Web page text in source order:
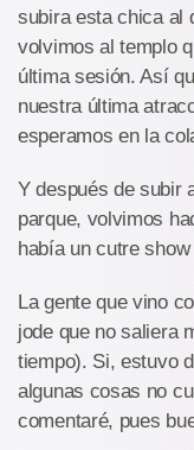
subira esta chica al
volvimos al templo
última sesión. Así
nuestra última
esperamos en la
Y después de subir
parque, volvimos
había un cutre
La gente que vino
jode que no saliera
tiempo). Si, estuvo
algunas cosas no
comentaré, pues